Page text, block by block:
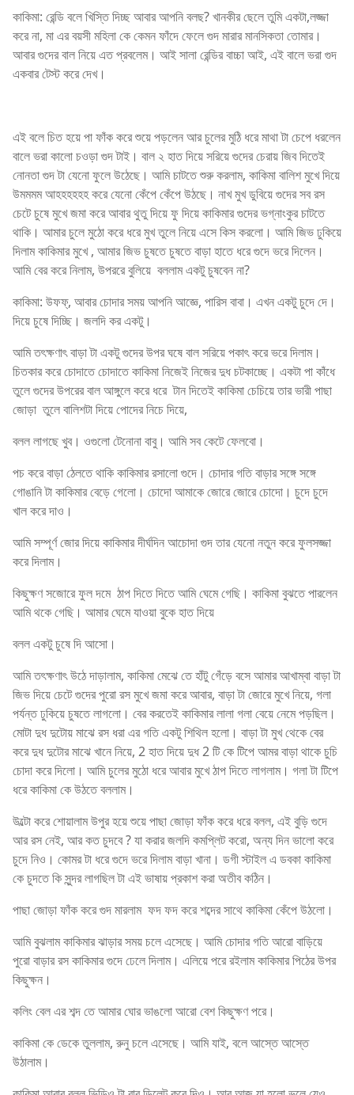
কাকিমা: রেন্ডি বলে খিস্তি দিচ্ছ আবার আপনি বলছ? খানকীর ছেলে তুমি একটা,লজ্জা
করে না, মা এর বয়সী মহিলা কে কেমন ফাঁদে ফেলে গুদ মারার মানসিকতা তোমার।
আবার গুদের বাল নিয়ে এত প্রবলেম। আই সালা রেন্ডির বাচ্চা আই, এই বালে ভরা গুদ
একবার টেস্ট করে দেখ।
এই বলে চিত হয়ে পা ফাঁক করে শুয়ে পড়লেন আর চুলের মুঠি ধরে মাথা টা চেপে ধরলেন
বালে ভরা কালো চওড়া গুদ টাই। বাল ২ হাত দিয়ে সরিয়ে গুদের চেরায় জিব দিতেই
নোনতা গুদ টা যেনো ফুলে উঠেছে। আমি চাটতে শুরু করলাম, কাকিমা বালিশ মুখে দিয়ে
উমমমম আহহহহহহ করে যেনো কেঁপে কেঁপে উঠছে। নাখ মুখ ডুবিয়ে গুদের সব রস
চেটে চুষে মুখে জমা করে আবার থুতু দিয়ে ফু দিয়ে কাকিমার গুদের ভগ্নাংকুর চাটতে
থাকি। আমার চুলে মুঠো করে ধরে মুখ তুলে নিয়ে এসে কিস করলো। আমি জিভ ঢুকিয়ে
দিলাম কাকিমার মুখে , আমার জিভ চুষতে চুষতে বাড়া হাতে ধরে গুদে ভরে দিলেন।
আমি বের করে নিলাম, উপররে বুলিয়ে বললাম একটু চুষবেন না?
কাকিমা: উফফ্, আবার চোদার সময় আপনি আজ্ঞে, পারিস বাবা। এখন একটু চুদে দে।
দিয়ে চুষে দিচ্ছি। জলদি কর একটু।
আমি তৎক্ষণাৎ বাড়া টা একটু গুদের উপর ঘষে বাল সরিয়ে পকাৎ করে ভরে দিলাম।
চিতকার করে চোদাতে চোদাতে কাকিমা নিজেই নিজের দুধ চটকাচ্ছে। একটা পা কাঁধে
তুলে গুদের উপরের বাল আঙ্গুলে করে ধরে টান দিতেই কাকিমা চেচিয়ে তার ভারী পাছা
জোড়া তুলে বালিশটা দিয়ে পোদের নিচে দিয়ে,
বলল লাগছে খুব। ওগুলো টেনোনা বাবু। আমি সব কেটে ফেলবো।
পচ করে বাড়া ঠেলতে থাকি কাকিমার রসালো গুদে। চোদার গতি বাড়ার সঙ্গে সঙ্গে
গোঙানি টা কাকিমার বেড়ে গেলো। চোদো আমাকে জোরে জোরে চোদো। চুদে চুদে
খাল করে দাও।
আমি সম্পূর্ণ জোর দিয়ে কাকিমার দীর্ঘদিন আচোদা গুদ তার যেনো নতুন করে ফুলসজ্জা
করে দিলাম।
কিছুক্ষণ সজোরে ফুল দমে ঠাপ দিতে দিতে আমি ঘেমে গেছি। কাকিমা বুঝতে পারলেন
আমি থকে গেছি। আমার ঘেমে যাওয়া বুকে হাত দিয়ে
বলল একটু চুষে দি আসো।
আমি তৎক্ষণাৎ উঠে দাড়ালাম, কাকিমা মেঝে তে হাঁটু গেঁড়ে বসে আমার আখাম্বা বাড়া টা
জিভ দিয়ে চেটে গুদের পুরো রস মুখে জমা করে আবার, বাড়া টা জোরে মুখে নিয়ে, গলা
পর্যন্ত ঢুকিয়ে চুষতে লাগলো। বের করতেই কাকিমার লালা গলা বেয়ে নেমে পড়ছিল।
মোটা দুধ দুটোয় মাঝে রস ধরা এর গতি একটু শিথিল হলো। বাড়া টা মুখ থেকে বের
করে দুধ দুটোর মাঝে খানে নিয়ে, 2 হাত দিয়ে দুধ 2 টি কে টিপে আমর বাড়া থাকে চুচি
চোদা করে দিলো। আমি চুলের মুঠো ধরে আবার মুখে ঠাপ দিতে লাগলাম। গলা টা টিপে
ধরে কাকিমা কে উঠতে বললাম।
উল্টো করে শোয়ালাম উপুর হয়ে শুয়ে পাছা জোড়া ফাঁক করে ধরে বলল, এই বুড়ি গুদে
আর রস নেই, আর কত চুদবে ? যা করার জলদি কমপ্লিট করো, অন্য দিন ভালো করে
চুদে নিও। কোমর টা ধরে গুদে ভরে দিলাম বাড়া খানা। ডগী স্টাইল এ ডবকা কাকিমা
কে চুদতে কি সুন্দর লাগছিল টা এই ভাষায় প্রকাশ করা অতীব কঠিন।
পাছা জোড়া ফাঁক করে গুদ মারলাম ফদ ফদ করে শব্দের সাথে কাকিমা কেঁপে উঠলো।
আমি বুঝলাম কাকিমার ঝাড়ার সময় চলে এসেছে। আমি চোদার গতি আরো বাড়িয়ে
পুরো বাড়ার রস কাকিমার গুদে ঢেলে দিলাম। এলিয়ে পরে রইলাম কাকিমার পিঠের উপর
কিছুক্ষন।
কলিং বেল এর শব্দ তে আমার ঘোর ভাঙলো আরো বেশ কিছুক্ষণ পরে।
কাকিমা কে ডেকে তুললাম, রুনু চলে এসেছে। আমি যাই, বলে আস্তে আস্তে
উঠালাম।